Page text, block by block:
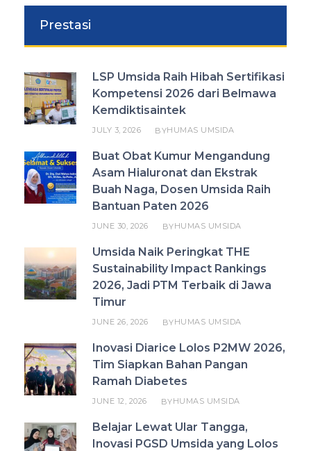
Prestasi
LSP Umsida Raih Hibah Sertifikasi
Kompetensi 2026 dari Belmawa
Kemdiktisaintek
JULY 3, 2026 BYHUMAS UMSIDA
Buat Obat Kumur Mengandung
Asam Hialuronat dan Ekstrak
Buah Naga, Dosen Umsida Raih
Bantuan Paten 2026
JUNE 30, 2026 BYHUMAS UMSIDA
Umsida Naik Peringkat THE
Sustainability Impact Rankings
2026, Jadi PTM Terbaik di Jawa
Timur
JUNE 26, 2026 BYHUMAS UMSIDA
Inovasi Diarice Lolos P2MW 2026,
Tim Siapkan Bahan Pangan
Ramah Diabetes
JUNE 12, 2026 BYHUMAS UMSIDA
Belajar Lewat Ular Tangga,
Inovasi PGSD Umsida yang Lolos